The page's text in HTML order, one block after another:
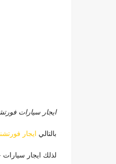
ايجار سيارات
بالتالي ايجار
لذلك ايجار